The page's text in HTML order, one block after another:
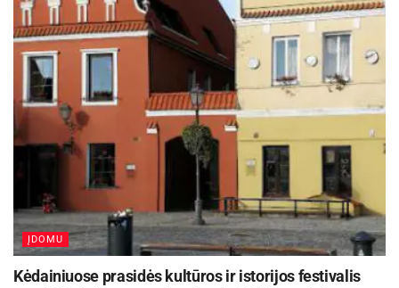
Kanye West buvo nugabentas į
„Neuropsichiatrinę Resnick-UCLA“ ligoninę
praėjusią savaitę po to, kai policija atsakė į
pranešimą dėl pagalbos prašymo, pranešė
žiniasklaida.
Žmonės artimi reperiui ,,People“ žurnalui pasakė,
kad jis buvo išsekęs dėl ,,dvasinės krizės“.
ĮDOMU
Kėdainiuose prasidės kultūros ir istorijos festivalis